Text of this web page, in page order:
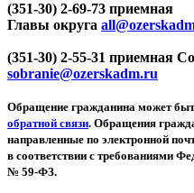
(351-30) 2-69-73 приемная
Главы округа
(351-30) 2-55-31 приемная
sobranie@ozerskadm.ru
Обращение гражданина может
обратной связи. Обращения
направленные по электронной
в соответствии с требованиями
№ 59-ФЗ.